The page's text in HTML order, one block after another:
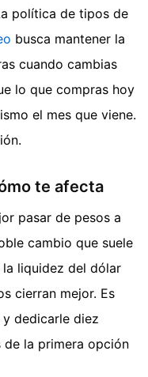
política de tipos de
busca mantener la
cuando cambias
lo que compras hoy
el mes que viene.
te afecta
pasar de pesos a
cambio que suele
liquidez del dólar
cierran mejor. Es
dedicarle diez
de la primera opción